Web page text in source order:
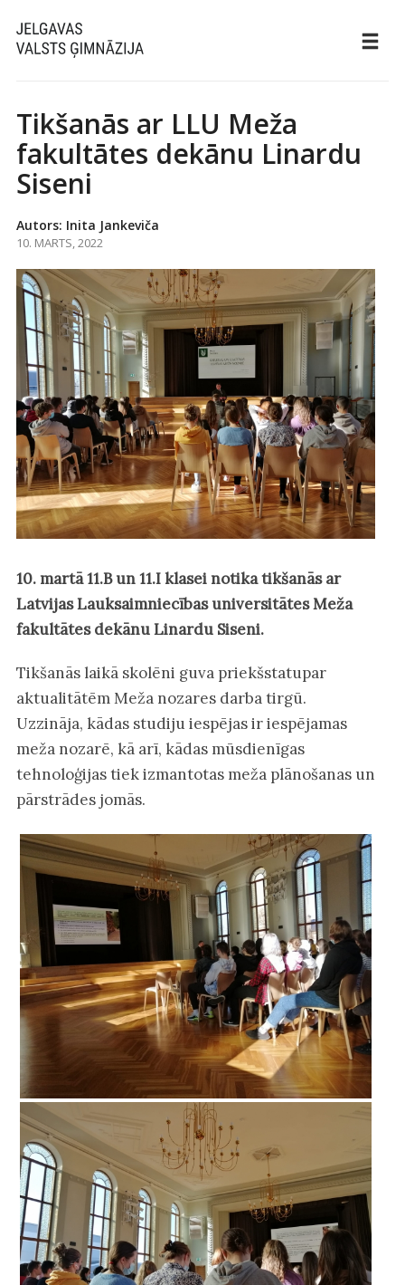
Tikšanās ar LLU Meža
fakultātes dekānu Linardu
Siseni
Autors: Inita Jankeviča
10. MARTS, 2022
10. martā 11.B un 11.I klasei notika tikšanās ar
Latvijas Lauksaimniecības universitātes Meža
fakultātes dekānu Linardu Siseni.
Tikšanās laikā skolēni guva priekšstatupar
aktualitātēm Meža nozares darba tirgū.
Uzzināja, kādas studiju iespējas ir iespējamas
meža nozarē, kā arī, kādas mūsdienīgas
tehnoloģijas tiek izmantotas meža plānošanas un
pārstrādes jomās.